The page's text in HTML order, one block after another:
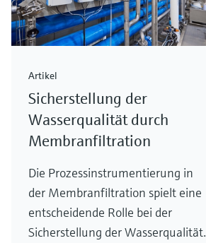
Artikel
Sicherstellung der
Wasserqualität durch
Membranfiltration
Die Prozessinstrumentierung in
der Membranfiltration spielt eine
entscheidende Rolle bei der
Sicherstellung der Wasserqualität.